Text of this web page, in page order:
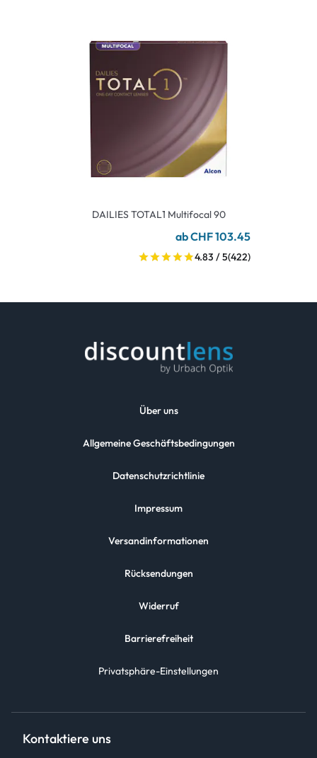
DAILIES TOTAL1 Multifocal 90
ab CHF 103.45
4.83 / 5(422)
Über uns
Allgemeine Geschäftsbedingungen
Datenschutzrichtlinie
Impressum
Versandinformationen
Rücksendungen
Widerruf
Barrierefreiheit
Privatsphäre-Einstellungen
Kontaktiere uns